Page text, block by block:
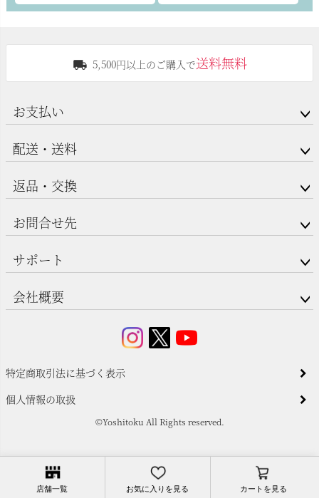
5,500円以上のご購入で送料無料
お支払い
配送・送料
返品・交換
お問合せ先
サポート
会社概要
特定商取引法に基づく表示
個人情報の取扱
©Yoshitoku All Rights reserved.
店舗一覧 お気に入りを見る カートを見る